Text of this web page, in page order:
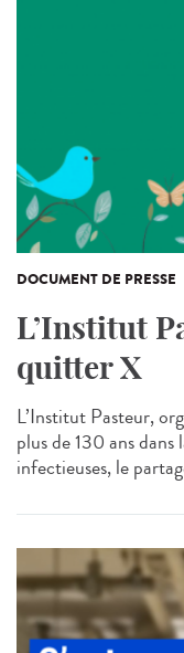
DOCUMENT DE PRESSE
L’Institut
quitter X
L’Institut Pasteur,
plus de 130 ans
infectieuses, le